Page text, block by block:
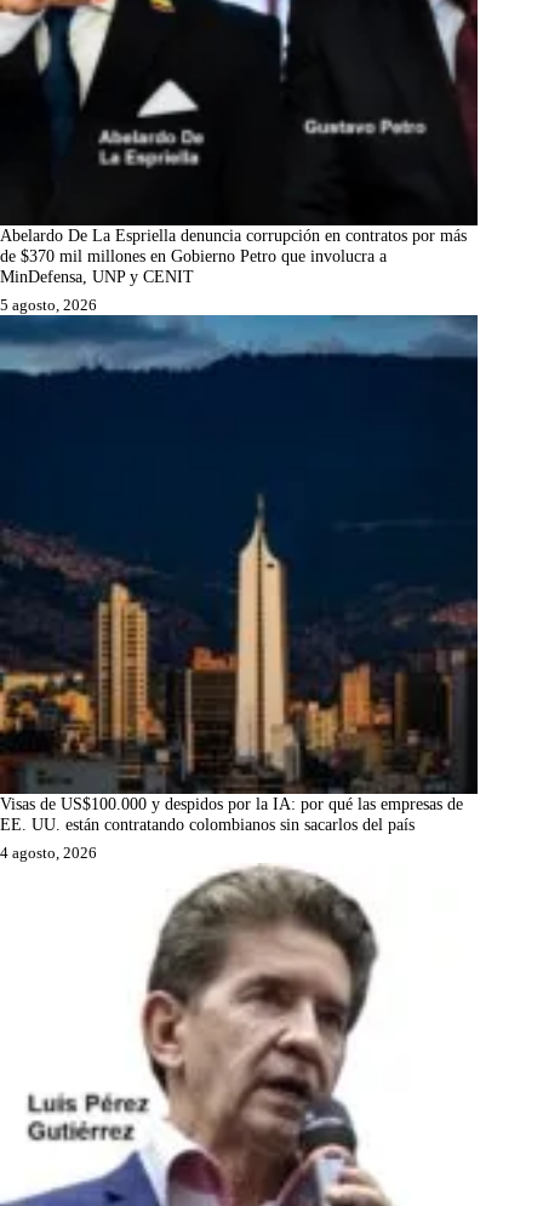
Abelardo De La Espriella denuncia corrupción en contratos por más
de $370 mil millones en Gobierno Petro que involucra a
MinDefensa, UNP y CENIT
5 agosto, 2026
Visas de US$100.000 y despidos por la IA: por qué las empresas de
EE. UU. están contratando colombianos sin sacarlos del país
4 agosto, 2026